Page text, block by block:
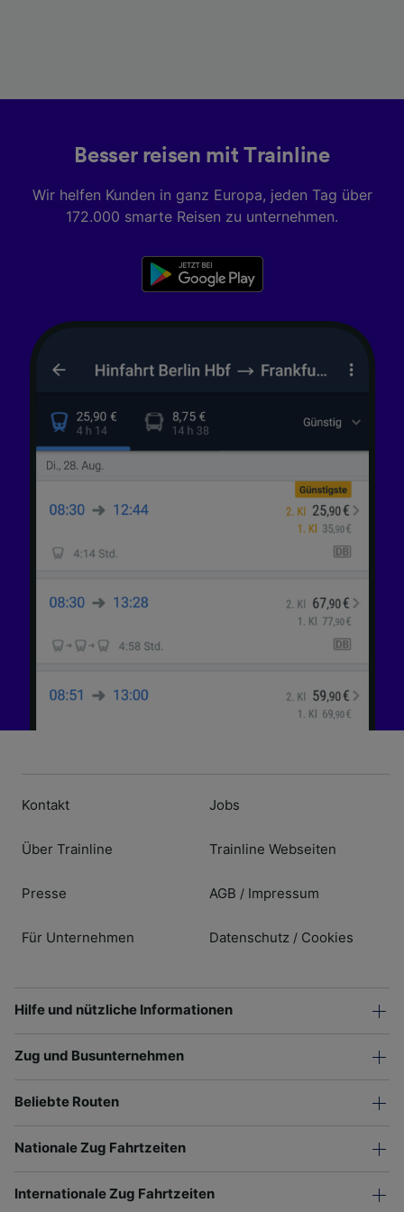
Besser reisen mit Trainline
Wir helfen Kunden in ganz Europa, jeden Tag über
172.000 smarte Reisen zu unternehmen.
Kontakt
Über Trainline
Presse
Für Unternehmen
Jobs
Trainline Webseiten
AGB / Impressum
Datenschutz / Cookies
Hilfe und nützliche Informationen
Zug und Busunternehmen
Beliebte Routen
Nationale Zug Fahrtzeiten
Internationale Zug Fahrtzeiten